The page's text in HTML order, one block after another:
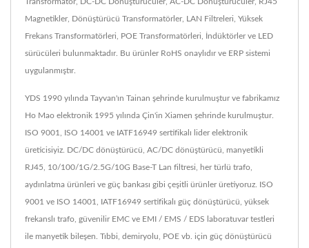
Magnetikler, Dönüştürücü Transformatörler, LAN Filtreleri, Yüksek
Frekans Transformatörleri, POE Transformatörleri, İndüktörler ve LED
sürücüleri bulunmaktadır. Bu ürünler RoHS onaylıdır ve ERP sistemi
uygulanmıştır.
YDS 1990 yılında Tayvan'ın Tainan şehrinde kurulmuştur ve fabrikamız
Ho Mao elektronik 1995 yılında Çin'in Xiamen şehrinde kurulmuştur.
ISO 9001, ISO 14001 ve IATF16949 sertifikalı lider elektronik
üreticisiyiz. DC/DC dönüştürücü, AC/DC dönüştürücü, manyetikli
RJ45, 10/100/1G/2.5G/10G Base-T Lan filtresi, her türlü trafo,
aydınlatma ürünleri ve güç bankası gibi çeşitli ürünler üretiyoruz. ISO
9001 ve ISO 14001, IATF16949 sertifikalı güç dönüştürücü, yüksek
frekanslı trafo, güvenilir EMC ve EMI / EMS / EDS laboratuvar testleri
ile manyetik bileşen. Tıbbi, demiryolu, POE vb. için güç dönüştürücü